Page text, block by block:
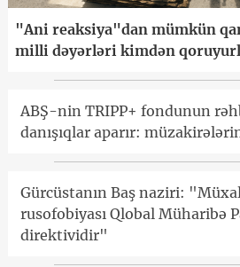
"Ani reaksiya"dan mümkün
milli dəyərləri kimdən
ABŞ-nin TRIPP+ fondunun
danışıqlar aparır:
Gürcüstanın Baş naziri:
rusofobiyası Qlobal Müharibə
direktividir"